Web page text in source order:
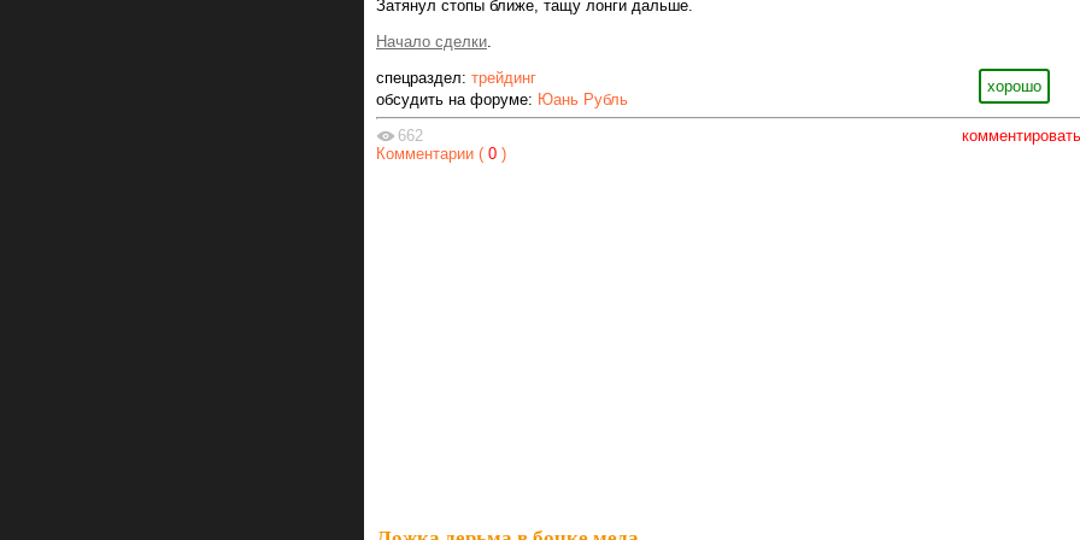
Затянул стопы ближе, тащу лонги дальше.
Начало сделки
хорошо
спецраздел: трейдинг
обсудить на форуме: Юань Рубль
комментировать
662
Комментарии ( 0 )